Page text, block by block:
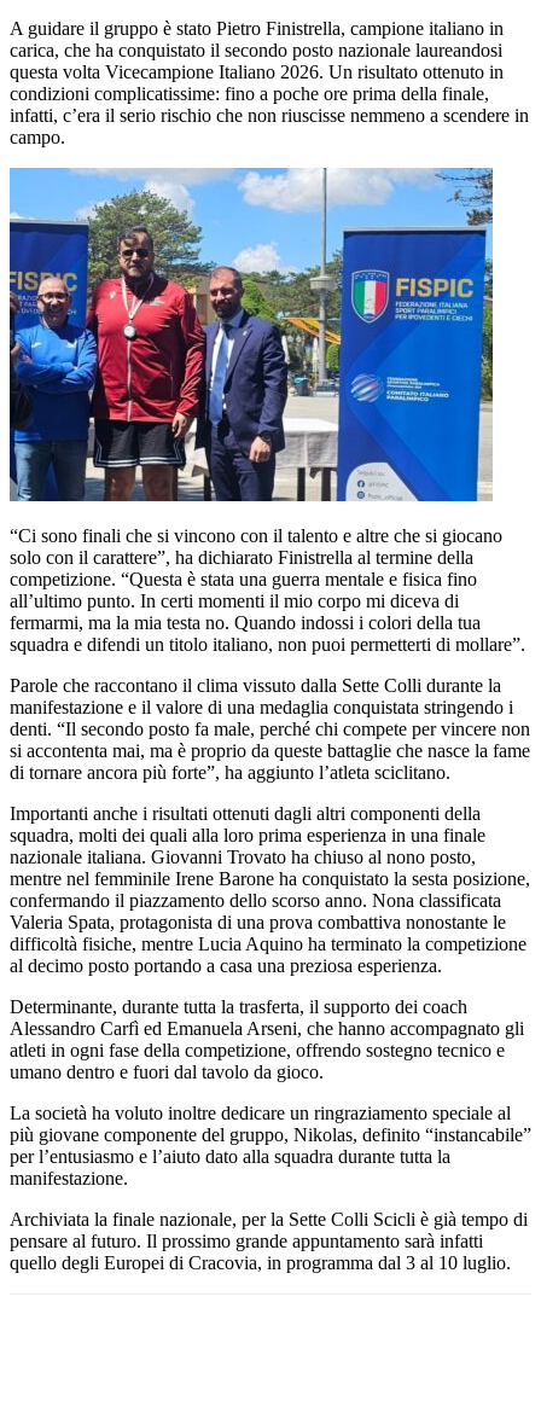
A guidare il gruppo è stato Pietro Finistrella, campione italiano in
carica, che ha conquistato il secondo posto nazionale laureandosi
questa volta Vicecampione Italiano 2026. Un risultato ottenuto in
condizioni complicatissime: fino a poche ore prima della finale,
infatti, c’era il serio rischio che non riuscisse nemmeno a scendere in
campo.
“Ci sono finali che si vincono con il talento e altre che si giocano
solo con il carattere”, ha dichiarato Finistrella al termine della
competizione. “Questa è stata una guerra mentale e fisica fino
all’ultimo punto. In certi momenti il mio corpo mi diceva di
fermarmi, ma la mia testa no. Quando indossi i colori della tua
squadra e difendi un titolo italiano, non puoi permetterti di mollare”.
Parole che raccontano il clima vissuto dalla Sette Colli durante la
manifestazione e il valore di una medaglia conquistata stringendo i
denti. “Il secondo posto fa male, perché chi compete per vincere non
si accontenta mai, ma è proprio da queste battaglie che nasce la fame
di tornare ancora più forte”, ha aggiunto l’atleta sciclitano.
Importanti anche i risultati ottenuti dagli altri componenti della
squadra, molti dei quali alla loro prima esperienza in una finale
nazionale italiana. Giovanni Trovato ha chiuso al nono posto,
mentre nel femminile Irene Barone ha conquistato la sesta posizione,
confermando il piazzamento dello scorso anno. Nona classificata
Valeria Spata, protagonista di una prova combattiva nonostante le
difficoltà fisiche, mentre Lucia Aquino ha terminato la competizione
al decimo posto portando a casa una preziosa esperienza.
Determinante, durante tutta la trasferta, il supporto dei coach
Alessandro Carfì ed Emanuela Arseni, che hanno accompagnato gli
atleti in ogni fase della competizione, offrendo sostegno tecnico e
umano dentro e fuori dal tavolo da gioco.
La società ha voluto inoltre dedicare un ringraziamento speciale al
più giovane componente del gruppo, Nikolas, definito “instancabile”
per l’entusiasmo e l’aiuto dato alla squadra durante tutta la
manifestazione.
Archiviata la finale nazionale, per la Sette Colli Scicli è già tempo di
pensare al futuro. Il prossimo grande appuntamento sarà infatti
quello degli Europei di Cracovia, in programma dal 3 al 10 luglio.